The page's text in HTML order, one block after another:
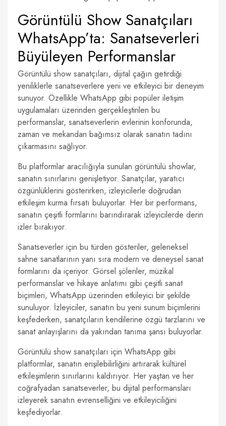
Görüntülü Show Sanatçıları
WhatsApp’ta: Sanatseverleri
Büyüleyen Performanslar
Görüntülü show sanatçıları, dijital çağın getirdiği
yeniliklerle sanatseverlere yeni ve etkileyici bir deneyim
sunuyor. Özellikle WhatsApp gibi popüler iletişim
uygulamaları üzerinden gerçekleştirilen bu
performanslar, sanatseverlerin evlerinin konforunda,
zaman ve mekandan bağımsız olarak sanatın tadını
çıkarmasını sağlıyor.
Bu platformlar aracılığıyla sunulan görüntülü showlar,
sanatın sınırlarını genişletiyor. Sanatçılar, yaratıcı
özgünlüklerini gösterirken, izleyicilerle doğrudan
etkileşim kurma fırsatı buluyorlar. Her bir performans,
sanatın çeşitli formlarını barındırarak izleyicilerde derin
izler bırakıyor.
Sanatseverler için bu türden gösteriler, geleneksel
sahne sanatlarının yanı sıra modern ve deneysel sanat
formlarını da içeriyor. Görsel şölenler, müzikal
performanslar ve hikaye anlatımı gibi çeşitli sanat
biçimleri, WhatsApp üzerinden etkileyici bir şekilde
sunuluyor. İzleyiciler, sanatın bu yeni sunum biçimlerini
keşfederken, sanatçıların kendilerine özgü tarzlarını ve
sanat anlayışlarını da yakından tanıma şansı buluyorlar.
Görüntülü show sanatçıları için WhatsApp gibi
platformlar, sanatın erişilebilirliğini artırarak kültürel
etkileşimlerin sınırlarını kaldırıyor. Her yaştan ve her
coğrafyadan sanatseverler, bu dijital performansları
izleyerek sanatın evrenselliğini ve etkileyiciliğini
keşfediyorlar.